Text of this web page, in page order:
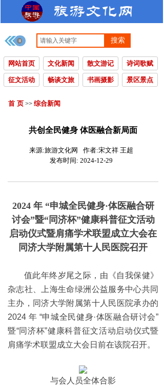
搜索
网站首页 文化新闻 散文游记 诗词歌赋
征文活动 畅谈文旅 书画摄影 景区景点
首 页 >> 综合新闻
共创全民健身 体医融合新局面
来源:旅游文化网 作者:宋文祥 王超
发布时间: 2024-12-29
2024 年 “申城全民健身·体医融合研
讨会”暨“同济杯”健康科普征文活动
启动仪式暨肩痛学术联盟成立大会在
同济大学附属第十人民医院召开
值此年终岁尾之际，由《自我保健》
杂志社、上海生命绿洲公益服务中心共同
主办，同济大学附属第十人民医院承办的
2024 年 “申城全民健身·体医融合研讨会”
暨“同济杯”健康科普征文活动启动仪式暨
肩痛学术联盟成立大会日前在该院召开。
与会人员全体合影